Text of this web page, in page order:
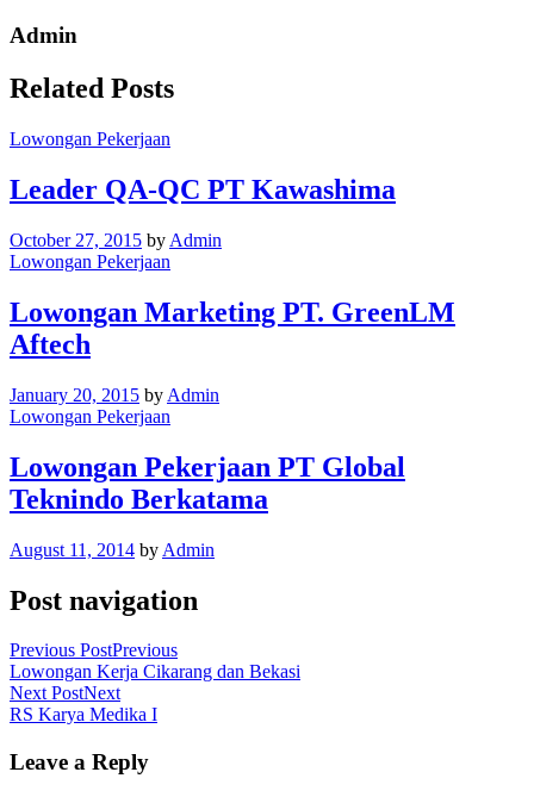
Admin
Related Posts
Lowongan Pekerjaan
Leader QA-QC PT Kawashima
October 27, 2015 by Admin
Lowongan Pekerjaan
Lowongan Marketing PT. GreenLM
Aftech
January 20, 2015 by Admin
Lowongan Pekerjaan
Lowongan Pekerjaan PT Global
Teknindo Berkatama
August 11, 2014 by Admin
Post navigation
Previous PostPrevious
Lowongan Kerja Cikarang dan Bekasi
Next PostNext
RS Karya Medika I
Leave a Reply